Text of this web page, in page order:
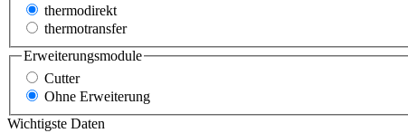
thermodirekt
thermotransfer
Erweiterungsmodule
Cutter
Ohne Erweiterung
Wichtigste Daten